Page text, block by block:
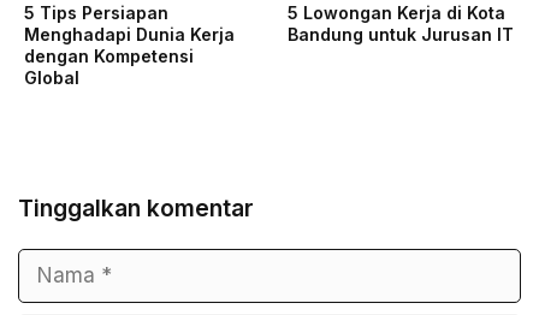
5 Tips Persiapan
Menghadapi Dunia Kerja
dengan Kompetensi
Global
5 Lowongan Kerja di Kota
Bandung untuk Jurusan IT
Tinggalkan komentar
Nama
Surel